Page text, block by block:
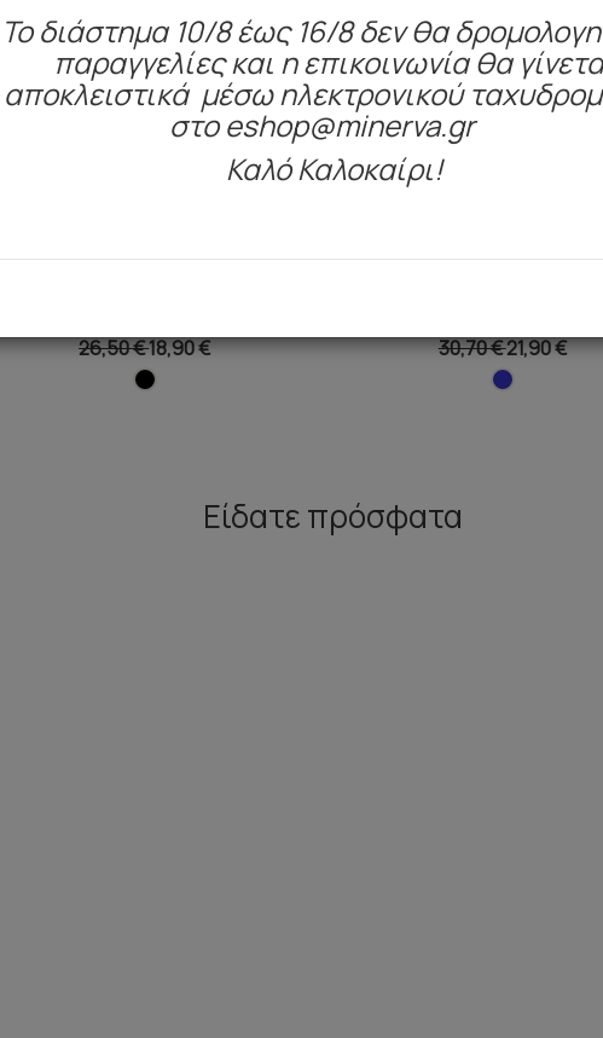
26,50 €18,90 €
Oceania Bikini Top με
30,70 €21,90 €
Είδατε πρόσφατα
To διάστημα 10/8 έως 16/8 δεν θα
παραγγελίες και η επικοινωνία θα
αποκλειστικά μέσω ηλεκτρονικού
στο eshop@minerva.gr
Καλό Καλοκαίρι!